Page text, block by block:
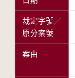
裁定字號／
原分案號
案由